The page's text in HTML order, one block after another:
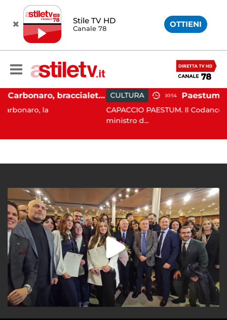
Stile TV HD
Canale 78 OTTIENI
Martina Carbonaro, braccialetto elettronico per i genitori della 14enne uccisa dall'ex
la
CULTURA 10:54
CAPACCIO PAESTUM. Il Codancos lancia
ministro d...